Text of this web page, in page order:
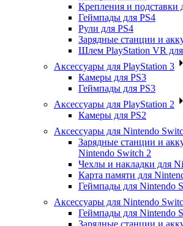
Крепления и подставки
Геймпады для PS4
Рули для PS4
Зарядные станции и
Шлем PlayStation VR
Аксессуары для PlayStation 3
Камеры для PS3
Геймпады для PS3
Аксессуары для PlayStation 2
Камеры для PS2
Аксессуары для Nintendo
Зарядные станции и
Nintendo Switch 2
Чехлы и накладки для
Карта памяти для
Геймпады для Nintendo
Аксессуары для Nintendo
Геймпады для Nintendo